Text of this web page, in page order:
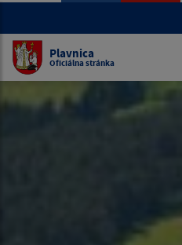
Plavnica
Oficiálna stránka